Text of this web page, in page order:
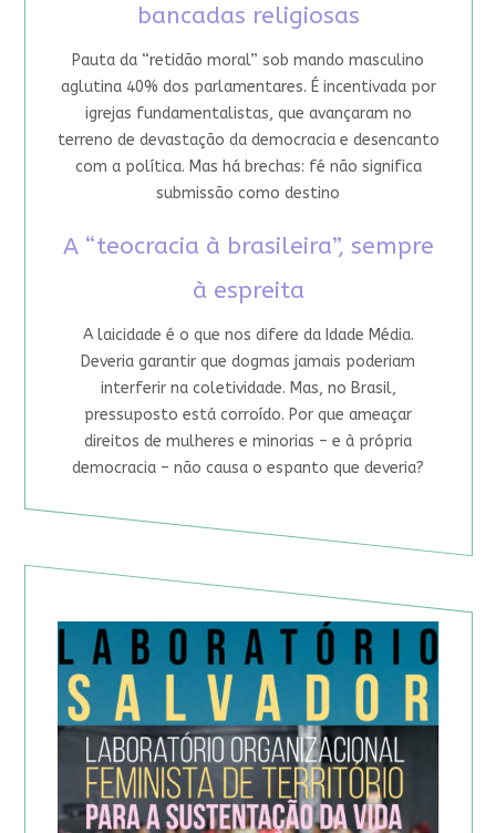
bancadas religiosas
Pauta da “retidão moral” sob mando masculino
aglutina 40% dos parlamentares. É incentivada por
igrejas fundamentalistas, que avançaram no
terreno de devastação da democracia e desencanto
com a política. Mas há brechas: fé não significa
submissão como destino
A “teocracia à brasileira”, sempre
à espreita
A laicidade é o que nos difere da Idade Média.
Deveria garantir que dogmas jamais poderiam
interferir na coletividade. Mas, no Brasil,
pressuposto está corroído. Por que ameaçar
direitos de mulheres e minorias – e à própria
democracia – não causa o espanto que deveria?